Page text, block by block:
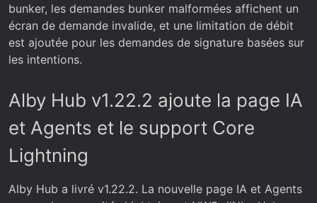
bunker, les demandes bunker malformées affichent un
écran de demande invalide, et une limitation de débit
est ajoutée pour les demandes de signature basées sur
les intentions.
Alby Hub v1.22.2 ajoute la page IA
et Agents et le support Core
Lightning
Alby Hub a livré v1.22.2. La nouvelle page IA et Agents